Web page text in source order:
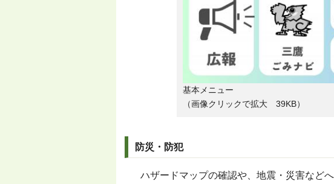
基本メニュー
（画像クリックで拡大 39KB）
防災・防犯
ハザードマップの確認や、地震・災害など